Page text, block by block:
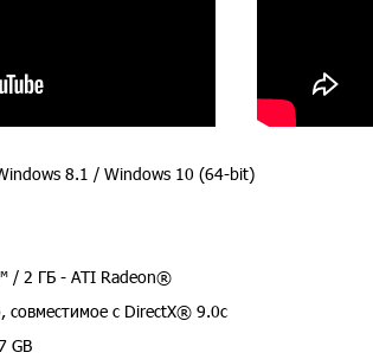
8.1 / Windows 10 (64-bit)
/ 2 ГБ - ATI Radeon®
совместимое с DirectX® 9.0с
GB